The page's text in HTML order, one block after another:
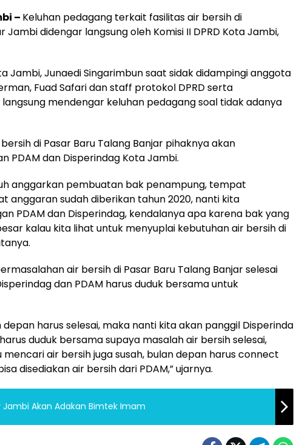
– Keluhan pedagang terkait fasilitas air bersih di
Jambi didengar langsung oleh Komisi II DPRD Kota Jambi,
Jambi, Junaedi Singarimbun saat sidak didampingi anggota
Fuad Safari dan staff protokol DPRD serta
mendengar keluhan pedagang soal tidak adanya
di Pasar Baru Talang Banjar pihaknya akan
PDAM dan Disperindag Kota Jambi.
anggarkan pembuatan bak penampung, tempat
anggaran sudah diberikan tahun 2020, nanti kita
PDAM dan Disperindag, kendalanya apa karena bak yang
kalau kita lihat untuk menyuplai kebutuhan air bersih di
air bersih di Pasar Baru Talang Banjar selesai
dan PDAM harus duduk bersama untuk
harus selesai, maka nanti kita akan panggil Disperinda
duduk bersama supaya masalah air bersih selesai,
air bersih juga susah, bulan depan harus connect
disediakan air bersih dari PDAM,” ujarnya.
Jambi Akan Adakan Bimtek Imam